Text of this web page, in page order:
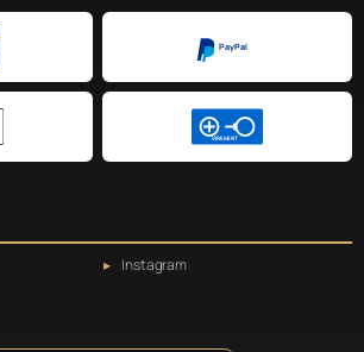
PayPal
VIREMENT
Instagram